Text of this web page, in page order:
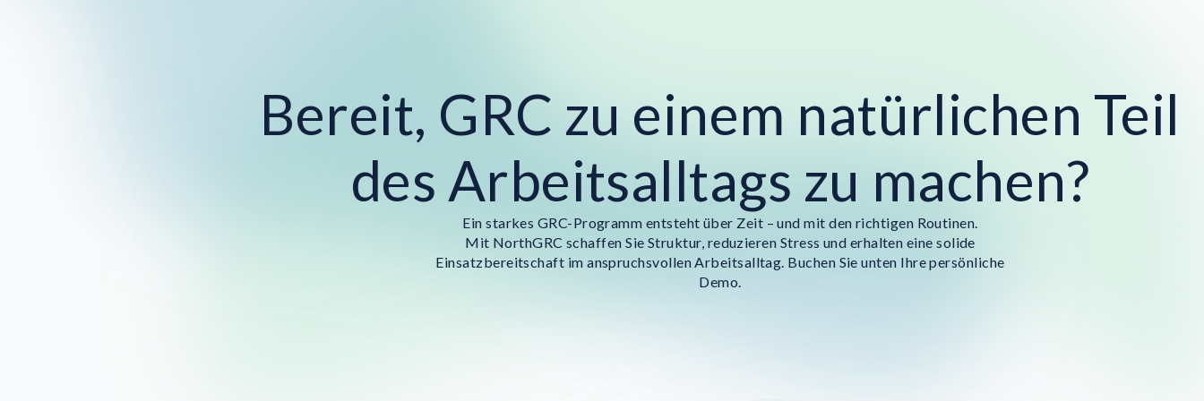
Bereit, GRC zu einem natürlichen Teil
des Arbeitsalltags zu machen?
Ein starkes GRC-Programm entsteht über Zeit – und mit den richtigen Routinen.
Mit NorthGRC schaffen Sie Struktur, reduzieren Stress und erhalten eine solide
Einsatzbereitschaft im anspruchsvollen Arbeitsalltag. Buchen Sie unten Ihre persönliche
Demo.